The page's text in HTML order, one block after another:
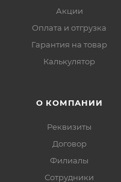
Акции
Оплата и отгрузка
Гарантия на товар
Калькулятор
О КОМПАНИИ
Реквизиты
Договор
Филиалы
Сотрудники